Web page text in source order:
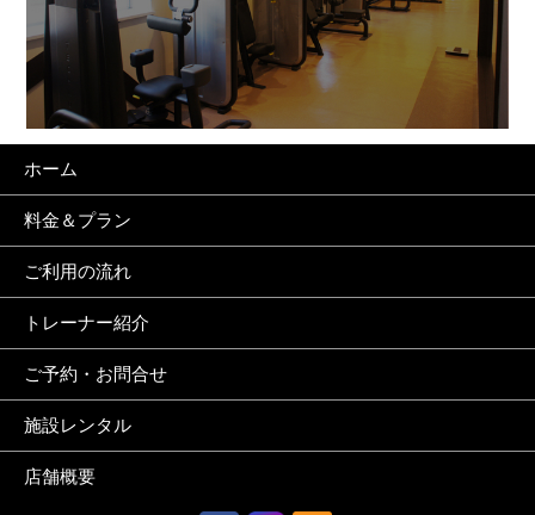
ホーム
料金＆プラン
ご利用の流れ
トレーナー紹介
ご予約・お問合せ
施設レンタル
店舗概要